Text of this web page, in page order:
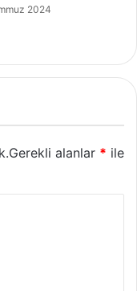
2024
Gerekli alanlar * ile